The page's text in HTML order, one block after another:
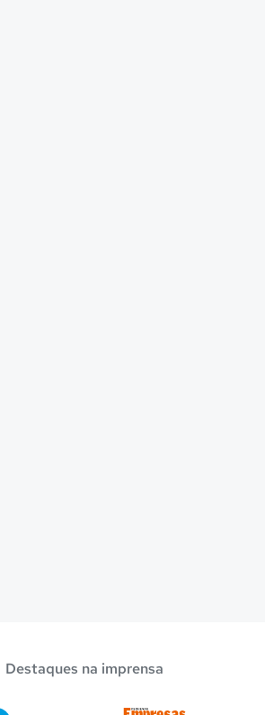
Destaques na imprensa